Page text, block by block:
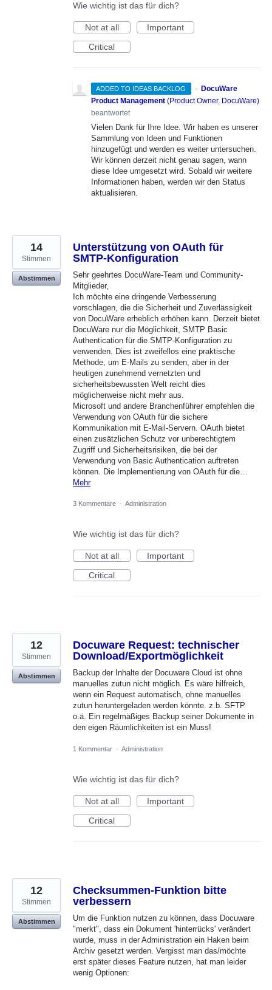
Wie wichtig ist das für dich?
Not at all
Important
Critical
ADDED TO IDEAS BACKLOG ·
DocuWare
Product Management (Product Owner, DocuWare)
beantwortet
Vielen Dank für Ihre Idee. Wir haben es unserer
Sammlung von Ideen und Funktionen
hinzugefügt und werden es weiter untersuchen.
Wir können derzeit nicht genau sagen, wann
diese Idee umgesetzt wird. Sobald wir weitere
Informationen haben, werden wir den Status
aktualisieren.
Unterstützung von OAuth für
SMTP-Konfiguration
Sehr geehrtes DocuWare-Team und Community-
Mitglieder,
Ich möchte eine dringende Verbesserung
vorschlagen, die die Sicherheit und Zuverlässigkeit
von DocuWare erheblich erhöhen kann. Derzeit bietet
DocuWare nur die Möglichkeit, SMTP Basic
Authentication für die SMTP-Konfiguration zu
verwenden. Dies ist zweifellos eine praktische
Methode, um E-Mails zu senden, aber in der
heutigen zunehmend vernetzten und
sicherheitsbewussten Welt reicht dies
möglicherweise nicht mehr aus.
Microsoft und andere Branchenführer empfehlen die
Verwendung von OAuth für die sichere
Kommunikation mit E-Mail-Servern. OAuth bietet
einen zusätzlichen Schutz vor unberechtigtem
Zugriff und Sicherheitsrisiken, die bei der
Verwendung von Basic Authentication auftreten
können. Die Implementierung von OAuth für die…
Mehr
14
Stimmen
Abstimmen
3 Kommentare · Administration
Wie wichtig ist das für dich?
Not at all
Important
Critical
Docuware Request: technischer
Download/Exportmöglichkeit
Backup der Inhalte der Docuware Cloud ist ohne
manuelles zutun nicht möglich. Es wäre hilfreich,
wenn ein Request automatisch, ohne manuelles
zutun heruntergeladen werden könnte. z.b. SFTP
o.ä. Ein regelmäßiges Backup seiner Dokumente in
den eigen Räumlichkeiten ist ein Muss!
12
Stimmen
Abstimmen
1 Kommentar · Administration
Wie wichtig ist das für dich?
Not at all
Important
Critical
Checksummen-Funktion bitte
verbessern
Um die Funktion nutzen zu können, dass Docuware
"merkt", dass ein Dokument 'hinterrücks' verändert
wurde, muss in der Administration ein Haken beim
Archiv gesetzt werden. Vergisst man das/möchte
erst später dieses Feature nutzen, hat man leider
wenig Optionen:
12
Stimmen
Abstimmen